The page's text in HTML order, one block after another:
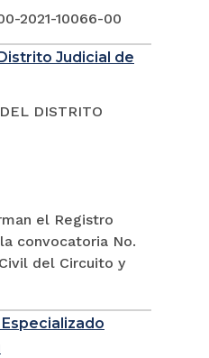
2021-10066-00
Judicial de
DISTRITO
el Registro
convocatoria No.
del Circuito y